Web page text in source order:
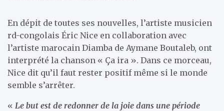
En dépit de toutes ses nouvelles, l’artiste musicien
rd-congolais Éric Nice en collaboration avec
l’artiste marocain Diamba de Aymane Boutaleb, ont
interprété la chanson « Ça ira ». Dans ce morceau,
Nice dit qu’il faut rester positif même si le monde
semble s’arrêter.
« Le but est de redonner de la joie dans une période